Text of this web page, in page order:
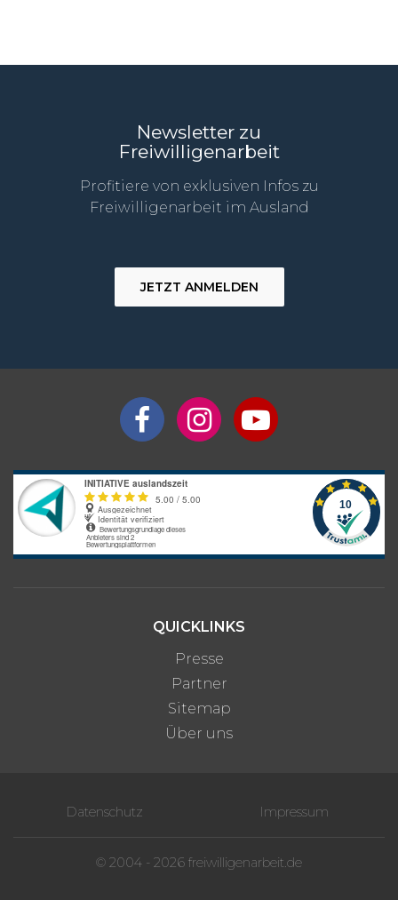
Newsletter zu
Freiwilligenarbeit
Profitiere von exklusiven Infos zu
Freiwilligenarbeit im Ausland
JETZT ANMELDEN
QUICKLINKS
Presse
Partner
Sitemap
Über uns
Datenschutz Impressum
© 2004 - 2026 freiwilligenarbeit.de